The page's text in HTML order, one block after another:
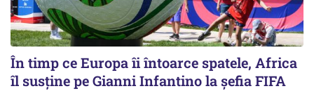
În timp ce Europa îi întoarce spatele, Africa
îl susține pe Gianni Infantino la șefia FIFA